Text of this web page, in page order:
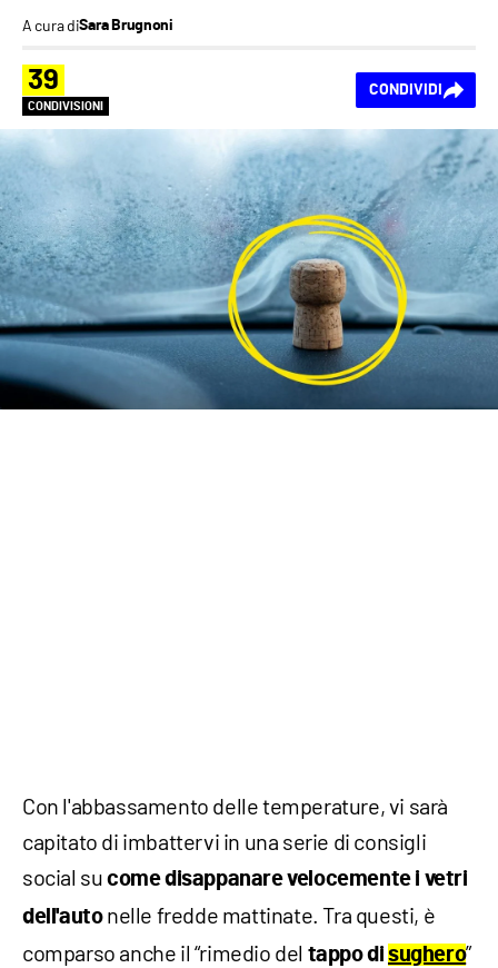
A cura diSara Brugnoni
39
CONDIVISIONI
CONDIVIDI
Con l'abbassamento delle temperature, vi sarà
capitato di imbattervi in una serie di consigli
social su come disappanare velocemente i vetri
dell'autonelle fredde mattinate. Tra questi, è
comparso anche il “rimedio del tappo disughero”